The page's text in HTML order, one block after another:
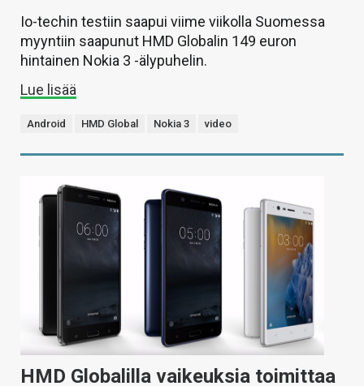
Io-techin testiin saapui viime viikolla Suomessa
myyntiin saapunut HMD Globalin 149 euron
hintainen Nokia 3 -älypuhelin.
Lue lisää
Android HMD Global Nokia 3 video
HMD Globalilla vaikeuksia toimittaa